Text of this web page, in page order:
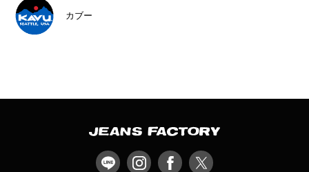
カブー